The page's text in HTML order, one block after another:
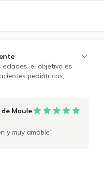
el objetivo es
pediátricos,
no oncológicos y
del desarollo,
autista, anomalías
del metabolismo,
en la ecografía se hallan
de Maule
y muy amable